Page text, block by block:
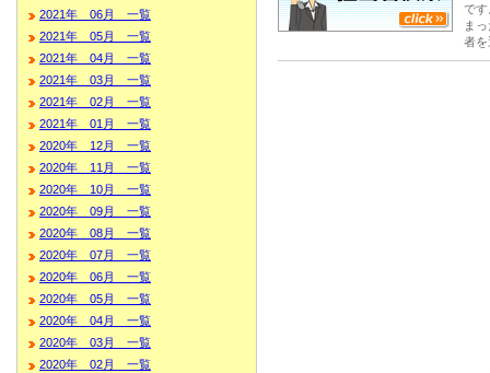
2021年 06月 一覧
2021年 05月 一覧
2021年 04月 一覧
2021年 03月 一覧
2021年 02月 一覧
2021年 01月 一覧
2020年 12月 一覧
2020年 11月 一覧
2020年 10月 一覧
2020年 09月 一覧
2020年 08月 一覧
2020年 07月 一覧
2020年 06月 一覧
2020年 05月 一覧
2020年 04月 一覧
2020年 03月 一覧
2020年 02月 一覧
です
ま
者を